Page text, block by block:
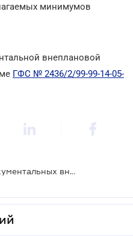
минимумов
внеплановой
ГФС № 2436/2/99-99-14-05-
Особенности проведения документальных внеплановых проверок